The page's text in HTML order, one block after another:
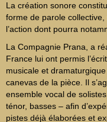
La création sonore
forme de parole
l’action dont pourra
La Compagnie Prana, a
France lui ont permis
musicale et
canevas de la pièce. Il
ensemble vocal de
ténor, basses – afin
pistes déjà élaborées et